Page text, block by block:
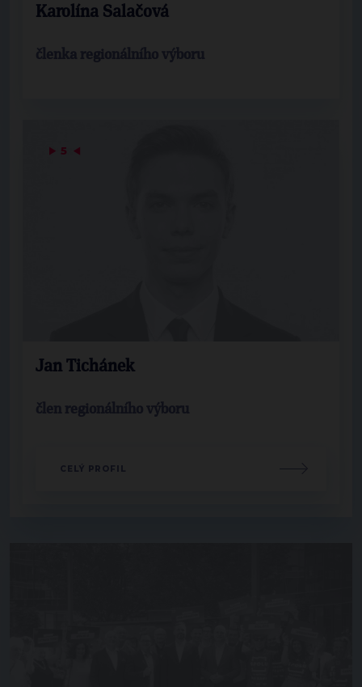
Karolína Salačová
členka regionálního výboru
▶ 5 ◀
Jan Tichánek
člen regionálního výboru
CELÝ PROFIL